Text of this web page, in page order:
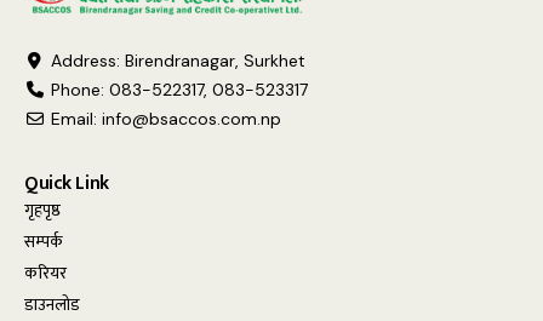
Address: Birendranagar, Surkhet
Phone: 083-522317, 083-523317
Email: info@bsaccos.com.np
Quick Link
गृहपृष्ठ
सम्पर्क
करियर
डाउनलोड